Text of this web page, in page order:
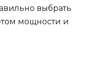
выбрать
мощности и